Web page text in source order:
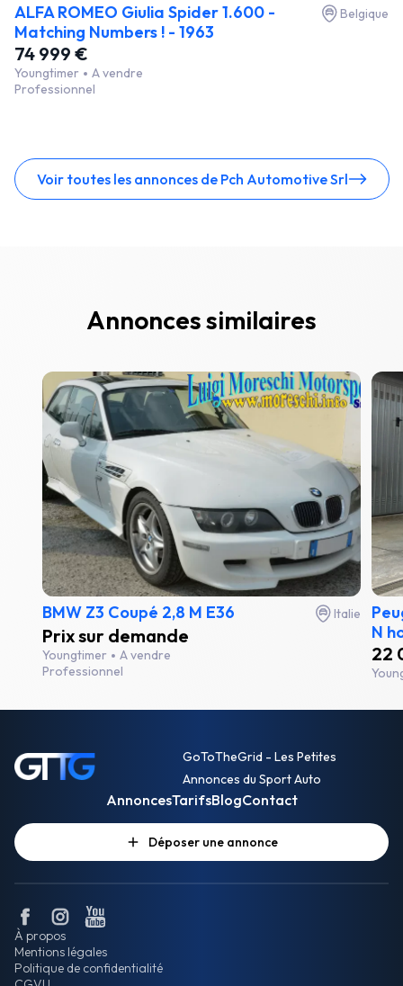
ALFA ROMEO Giulia Spider 1.600 -
Matching Numbers ! - 1963
Belgique
74 999 €
Youngtimer
A vendre
Professionnel
Voir toutes les annonces de Pch Automotive Srl
Annonces similaires
BMW Z3 Coupé 2,8 M E36 Italie
Prix sur demande
Youngtimer
A vendre
Professionnel
N
22
GoToTheGrid - Les Petites
Annonces du Sport Auto
AnnoncesTarifsBlogContact
Déposer une annonce
À propos
Mentions légales
Politique de confidentialité